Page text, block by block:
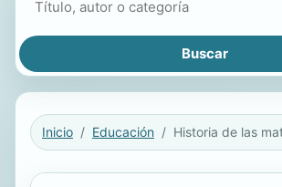
Inicio Educación Historia de las